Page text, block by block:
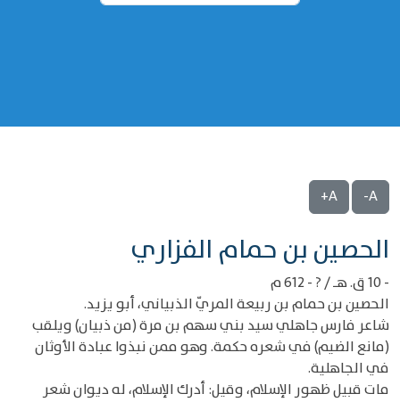
A-
A+
‌‌الحصين بن حمام الفزاري
- 10 ق. هـ / ? - 612 م
الحصين بن حمام بن ربيعة المريّ الذبياني، أبو يزيد.
شاعر فارس جاهلي سيد بني سهم بن مرة (من ذبيان) ويلقب
(مانع الضيم) في شعره حكمة. وهو ممن نبذوا عبادة الأوثان
في الجاهلية.
مات قبيل ظهور الإسلام، وقيل: أدرك الإسلام، له ديوان شعر